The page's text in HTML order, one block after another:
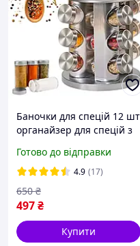
Баночки для спецій 12 шт
органайзер для спецій з
набір контейнерів для
приправ
Готово до відправки
4.9 (17)
497₴
650 ₴
Купити